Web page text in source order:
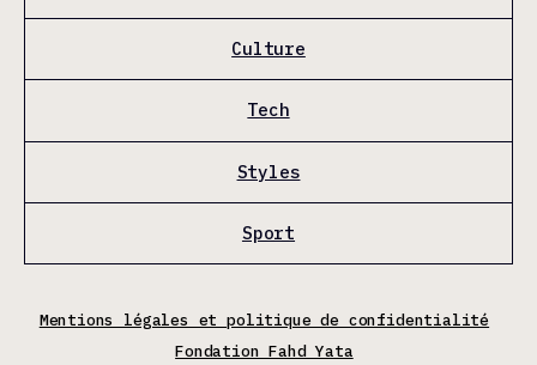
Culture
Tech
Styles
Sport
Mentions légales et politique de confidentialité
Fondation Fahd Yata